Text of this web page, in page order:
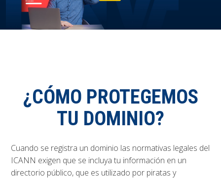
¿CÓMO PROTEGEMOS
TU DOMINIO?
Cuando se registra un dominio las normativas legales del
ICANN exigen que se incluya tu información en un
directorio público, que es utilizado por piratas y